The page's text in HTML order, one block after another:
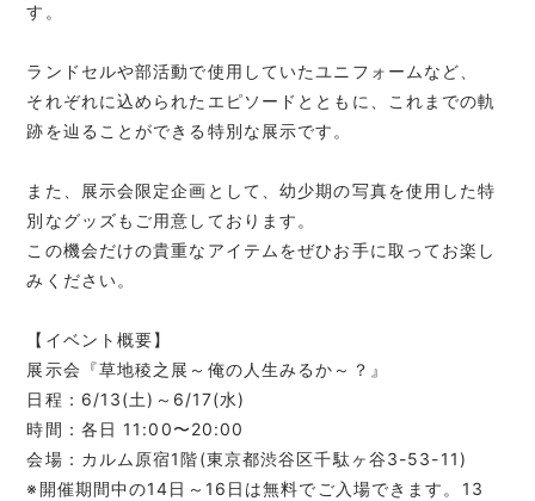
す。
ランドセルや部活動で使用していたユニフォームなど、
それぞれに込められたエピソードとともに、これまでの軌
跡を辿ることができる特別な展示です。
また、展示会限定企画として、幼少期の写真を使用した特
別なグッズもご用意しております。
この機会だけの貴重なアイテムをぜひお手に取ってお楽し
みください。
【イベント概要】
展示会『草地稜之展～俺の人生みるか～？』
日程：6/13(土)～6/17(水)
時間：各日 11:00〜20:00
会場：カルム原宿1階(東京都渋谷区千駄ヶ谷3-53-11)
※開催期間中の14日～16日は無料でご入場できます。13